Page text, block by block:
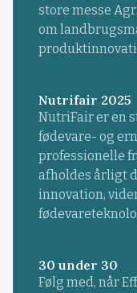
store messe
om
Nutrifair 2025
NutriFair er en
fødevare- og
professionelle
afholdes årligt
innovation,
30 under 30
Følg med, når